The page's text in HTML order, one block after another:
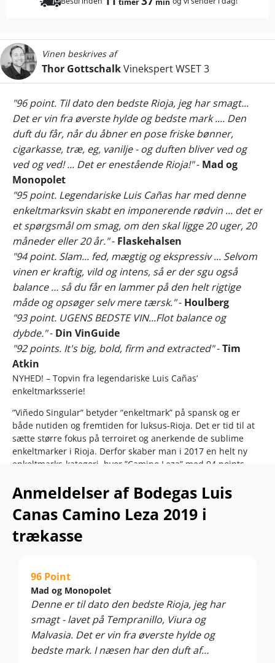
Vinen beskrives af
Thor GottschalkVinekspert WSET 3
"96 point. Til dato den bedste Rioja, jeg har smagt...
Det er vin fra øverste hylde og bedste mark .... Den
duft du får, når du åbner en pose friske bønner,
cigarkasse, træ, eg, vanilje - og duften bliver ved og
ved og ved! ... Det er enestående Rioja!"- Mad og
Monopolet
"95 point. Legendariske Luis Cañas har med denne
enkeltmarksvin skabt en imponerende rødvin ... det er
et spørgsmål om smag, om den skal ligge 20 uger, 20
måneder eller 20 år."- Flaskehalsen
"94 point. Slam... fed, mægtig og ekspressiv ... Selvom
vinen er kraftig, vild og intens, så er der sgu også
balance … så du får en lammer på den helt rigtige
måde og opsøger selv mere tærsk."- Houlberg
"93 point. UGENS BEDSTE VIN...Flot balance og
dybde."- Din VinGuide
"92 points. It's big, bold, firm and extracted"-Tim
Atkin
NYHED! – Topvin fra legendariske Luis Cañas’
enkeltmarksserie!
”Viñedo Singular” betyder ”enkeltmark” på spansk og er
både nutiden og fremtiden for luksus-Rioja. Det er tid til at
sætte større fokus på terroiret og anerkende de sublime
enkeltmarker i Rioja. Derfor skaber man i 2017 en helt ny
enkeltmarks-kategori, hvor ”Camino Leza” med 94 points
Decanter.
Strenge regler, lave høstudbytter og konstante
kvalitetsbedømmelser er med til at sikre, at de nye vine
hæver standarden for Rioja.
Leza” plantet i 1969. I mere end 500 meters højde finder vi
marken, der primært er tilplantet med Tempranillo, men
som også flankeres af små mængder grønne, lokale sorter
som Viura og Malvasía Riojana. Druerne fra ”Camino Leza”
har altid været blandt de bedste og er indtil nu blevet brugt
i Luis Cañas’ fineste blends, men nu får enkeltmarken altså
scenen for sig selv!
Anmeldelser af Bodegas Luis
Canas Camino Leza 2019 i
trækasse
96 Point
Mad og Monopolet
Denne er til dato den bedste Rioja, jeg har
smagt - lavet på Tempranillo, Viura og
Malvasia. Det er vin fra øverste hylde og
bedste mark. I næsen har den duft af